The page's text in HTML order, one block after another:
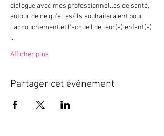
dialogue avec mes professionnel.les de santé,
autour de ce qu'elles/ils souhaiteraient pour
l'accouchement et l'accueil de leur(s) enfant(s)
…
Afficher plus
Partager cet événement